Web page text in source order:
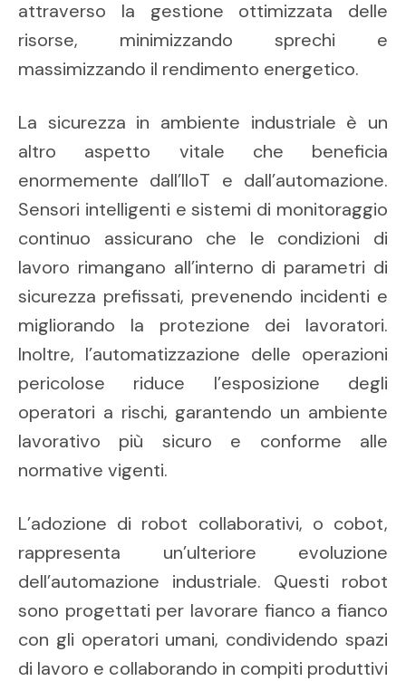
attraverso la gestione ottimizzata delle
risorse, minimizzando sprechi e
massimizzando il rendimento energetico.
La sicurezza in ambiente industriale è un
altro aspetto vitale che beneficia
enormemente dall’IIoT e dall’automazione.
Sensori intelligenti e sistemi di monitoraggio
continuo assicurano che le condizioni di
lavoro rimangano all’interno di parametri di
sicurezza prefissati, prevenendo incidenti e
migliorando la protezione dei lavoratori.
Inoltre, l’automatizzazione delle operazioni
pericolose riduce l’esposizione degli
operatori a rischi, garantendo un ambiente
lavorativo più sicuro e conforme alle
normative vigenti.
L’adozione di robot collaborativi, o cobot,
rappresenta un’ulteriore evoluzione
dell’automazione industriale. Questi robot
sono progettati per lavorare fianco a fianco
con gli operatori umani, condividendo spazi
di lavoro e collaborando in compiti produttivi